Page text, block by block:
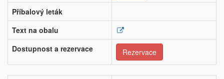
Příbalový leták
Text na obalu
Dostupnost a rezervace
Rezervace